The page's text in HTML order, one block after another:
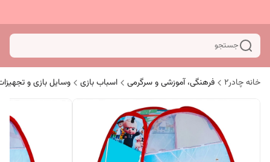
جستجو
خانه چادر۲ فرهنگی، آموزشی و سرگرمی اسباب بازی وسایل بازی و